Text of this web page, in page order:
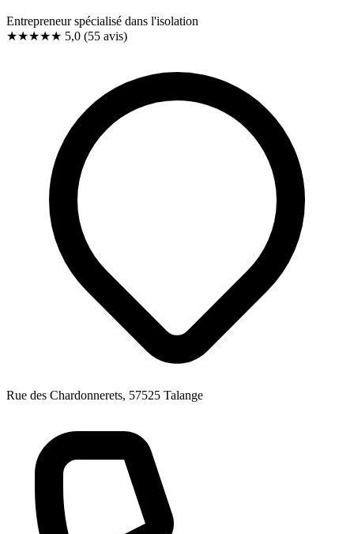
Entrepreneur spécialisé dans l'isolation
★★★★★ 5,0 (55 avis)
Rue des Chardonnerets, 57525 Talange